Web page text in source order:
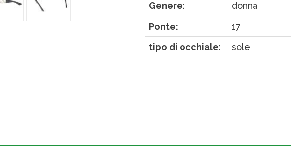
Genere:
donna
Ponte:
17
tipo di occhiale:
sole